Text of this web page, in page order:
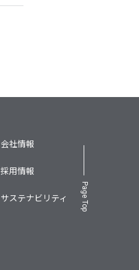
Page Top
会社情報
採用情報
サステナビリティ